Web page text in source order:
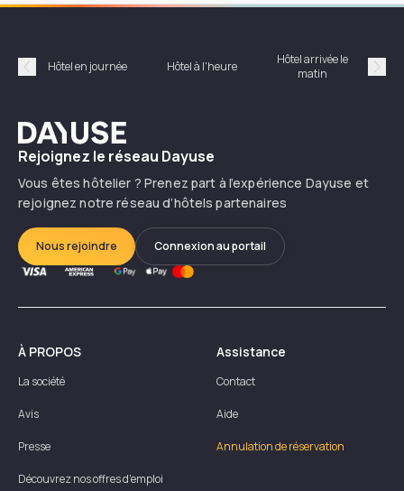
Précédent
Hôtel en journée Hôtel à l'heure
Hôtel arrivée le
matin
Dayuse
Rejoignez le réseau Dayuse
Vous êtes hôtelier ? Prenez part à l’expérience Dayuse et
rejoignez notre réseau d’hôtels partenaires
Nous rejoindre Connexion au portail
À PROPOS
La société
Avis
Presse
Découvrez nos offres d'emploi
Assistance
Contact
Aide
Annulation de réservation